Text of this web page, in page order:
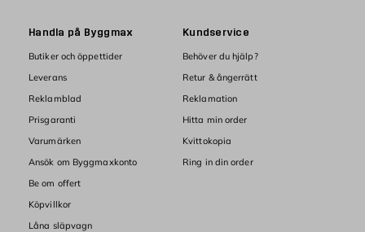
Handla på Byggmax
Butiker och öppettider
Leverans
Reklamblad
Prisgaranti
Varumärken
Ansök om Byggmaxkonto
Be om offert
Köpvillkor
Låna släpvagn
Kundservice
Behöver du hjälp?
Retur & ångerrätt
Reklamation
Hitta min order
Kvittokopia
Ring in din order